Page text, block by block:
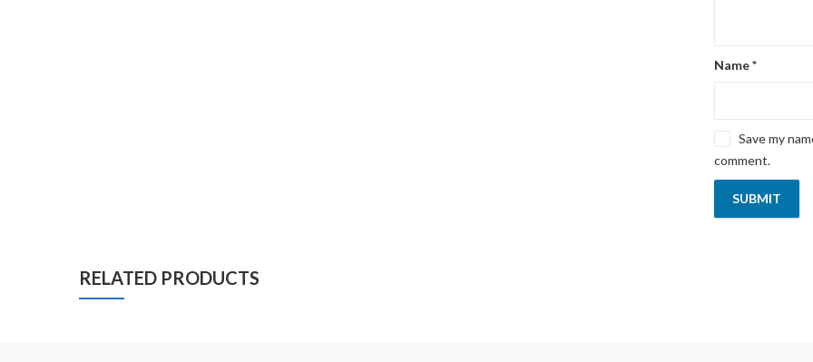
Name*
Save my
comment.
RELATED PRODUCTS